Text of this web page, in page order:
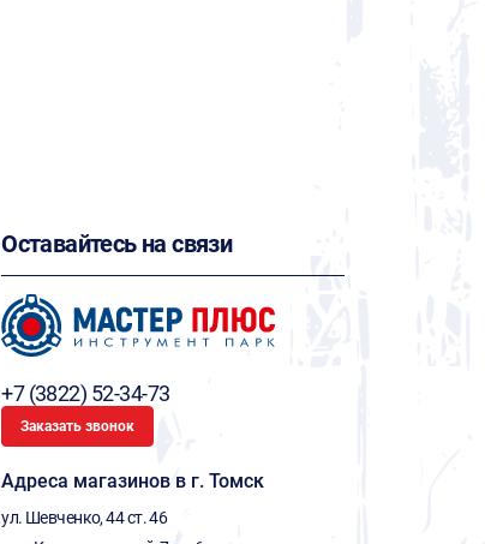
Оставайтесь на связи
+7 (3822) 52-34-73
Заказать звонок
Адреса магазинов в г. Томск
ул. Шевченко, 44 ст. 46